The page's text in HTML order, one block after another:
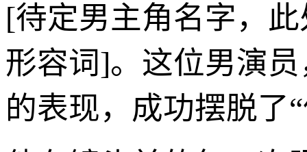
[待定男主角名字，
形容词]。这位男演
的表现，成功摆脱了